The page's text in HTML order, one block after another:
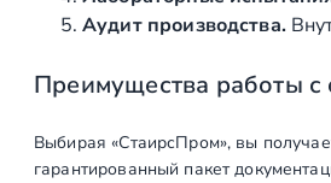
9
°
с
т
Аудит производства.
Преимущества работы
Выбирая «СтаирсПром», вы
гарантированный пакет